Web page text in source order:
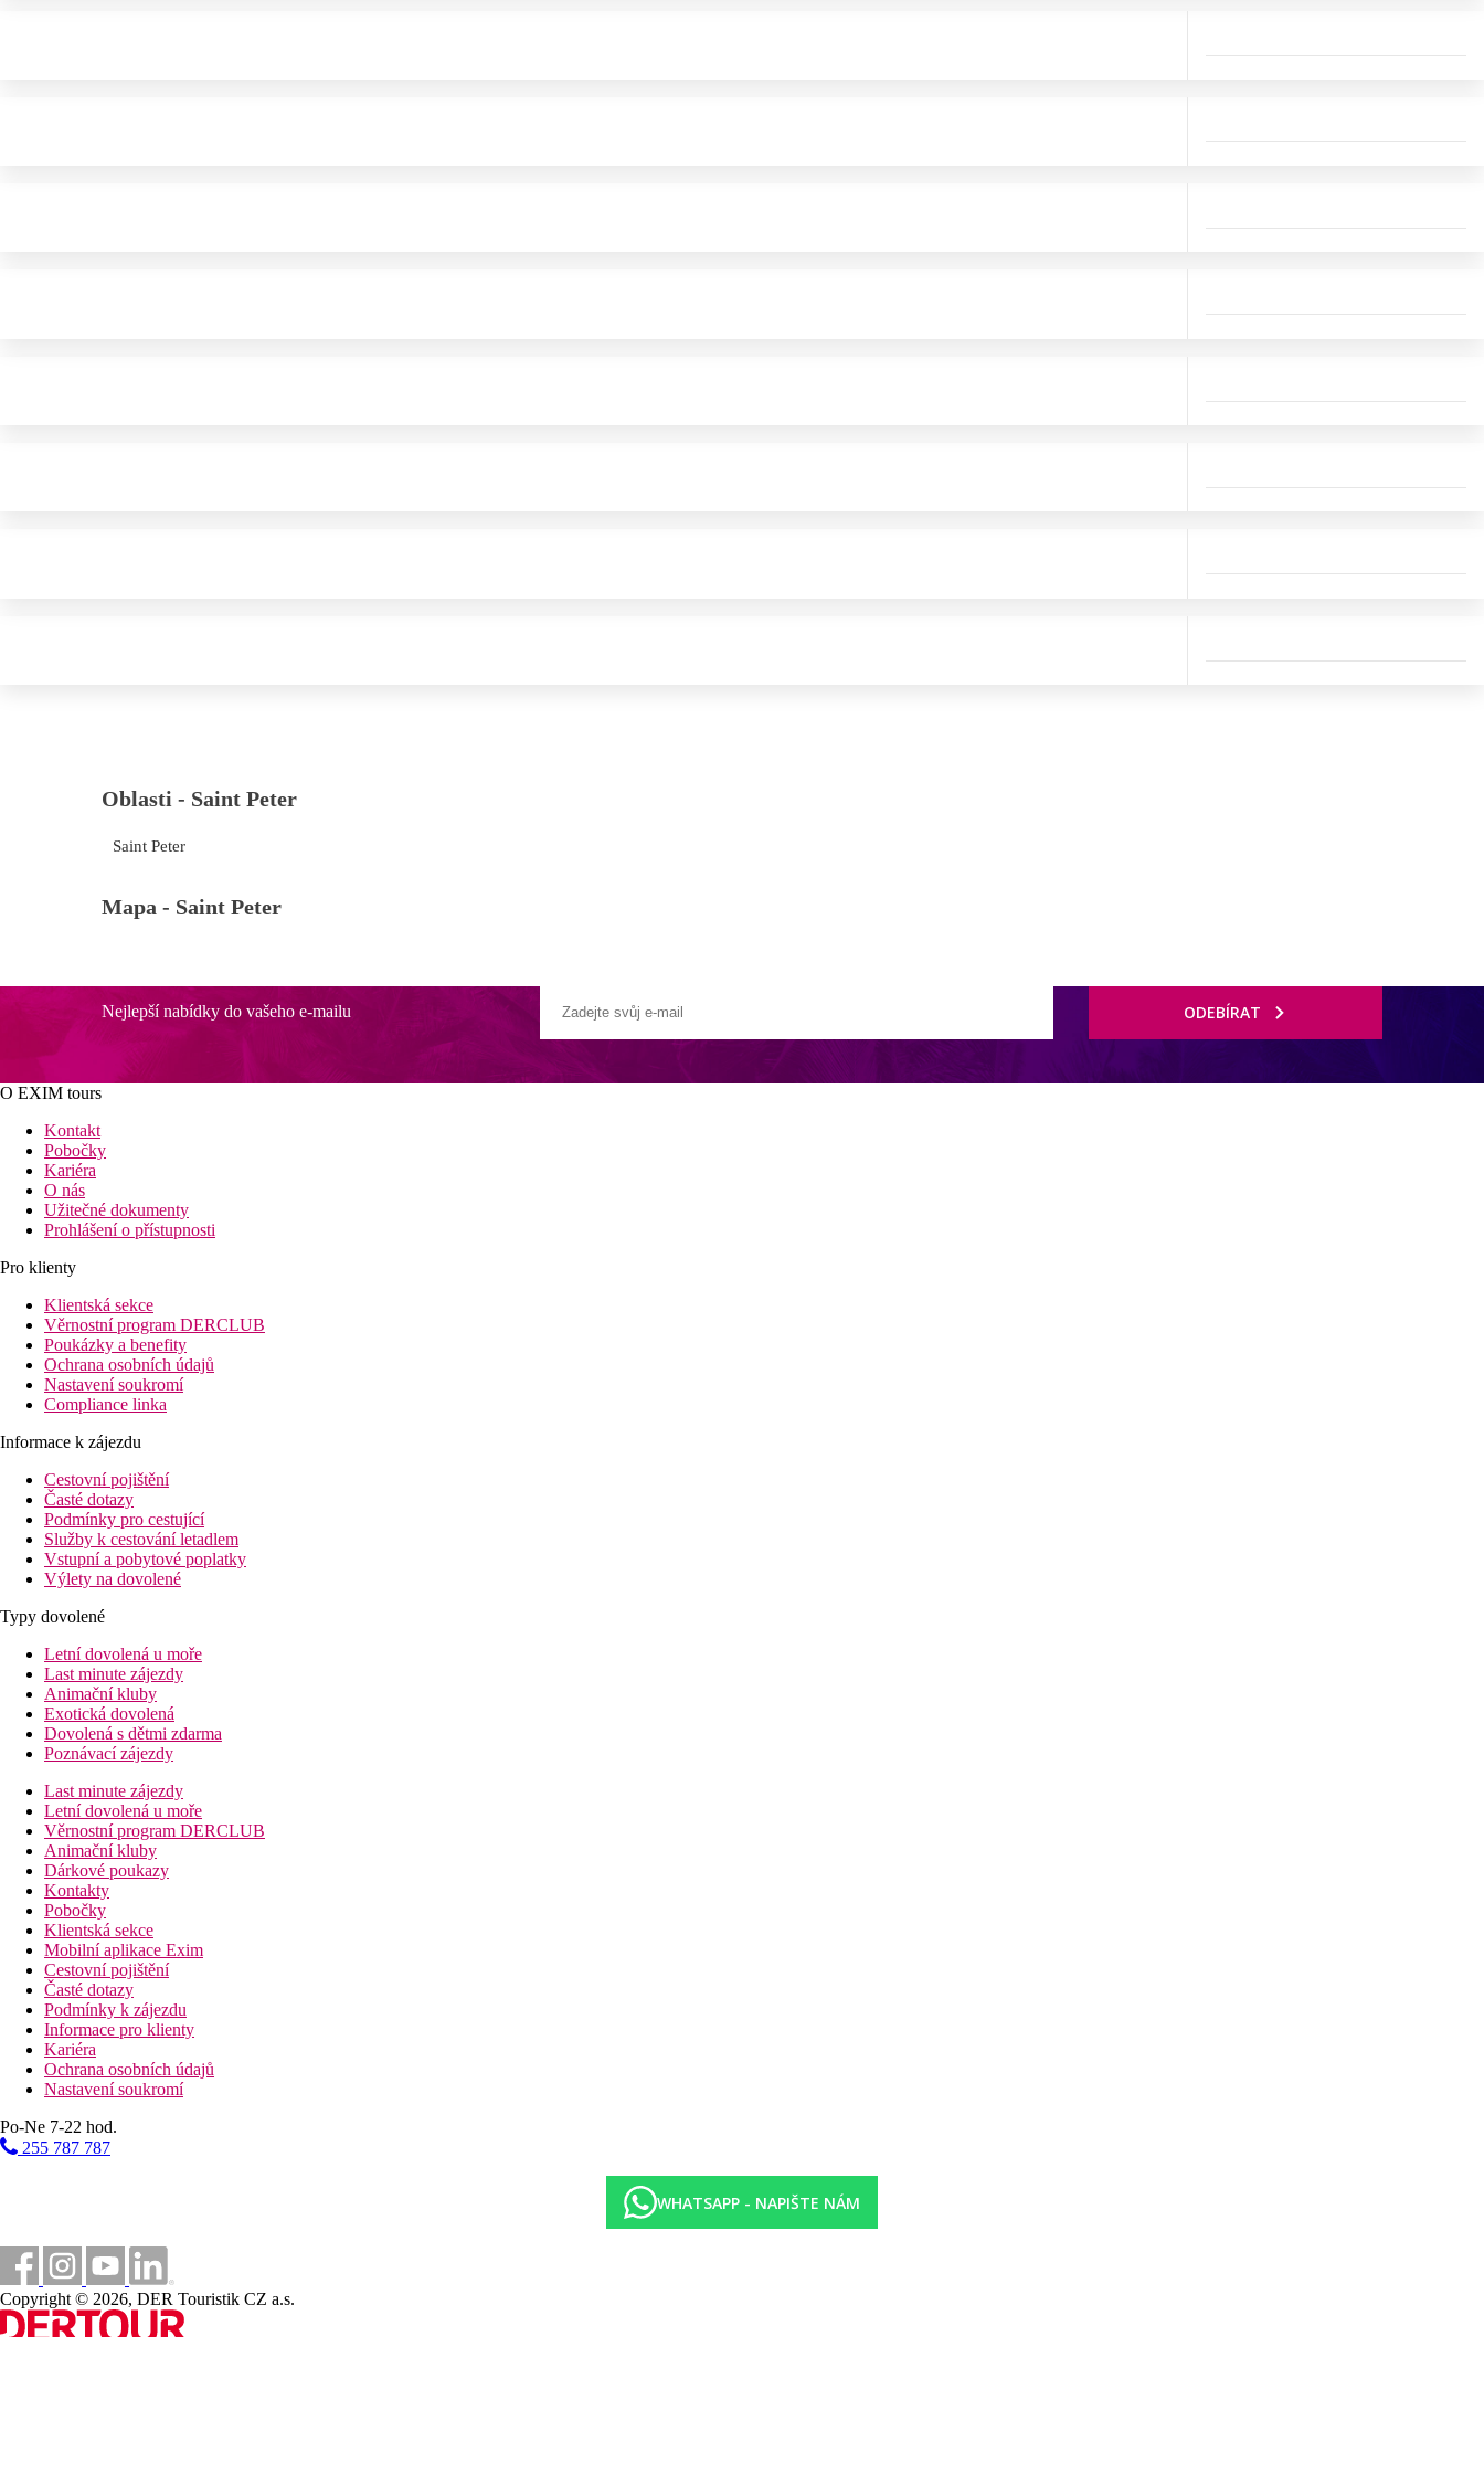
Oblasti - Saint Peter
Saint Peter
Mapa - Saint Peter
Nejlepší nabídky do vašeho e-mailu ODEBÍRAT
O EXIM tours
Kontakt
Pobočky
Kariéra
O nás
Užitečné dokumenty
Prohlášení o přístupnosti
Pro klienty
Klientská sekce
Věrnostní program DERCLUB
Poukázky a benefity
Ochrana osobních údajů
Nastavení soukromí
Compliance linka
Informace k zájezdu
Cestovní pojištění
Časté dotazy
Podmínky pro cestující
Služby k cestování letadlem
Vstupní a pobytové poplatky
Výlety na dovolené
Typy dovolené
Letní dovolená u moře
Last minute zájezdy
Animační kluby
Exotická dovolená
Dovolená s dětmi zdarma
Poznávací zájezdy
Last minute zájezdy
Letní dovolená u moře
Věrnostní program DERCLUB
Animační kluby
Dárkové poukazy
Kontakty
Pobočky
Klientská sekce
Mobilní aplikace Exim
Cestovní pojištění
Časté dotazy
Podmínky k zájezdu
Informace pro klienty
Kariéra
Ochrana osobních údajů
Nastavení soukromí
Po-Ne 7-22 hod.
255 787 787
WHATSAPP - NAPIŠTE NÁM
Copyright © 2026, DER Touristik CZ a.s.